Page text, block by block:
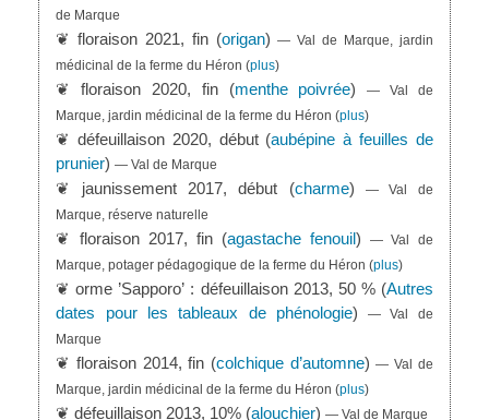
de Marque
❦ floraison 2021, fin (origan)— Val de Marque, jardin
médicinal de la ferme du Héron (plus)
❦ floraison 2020, fin (menthe poivrée)— Val de
Marque, jardin médicinal de la ferme du Héron (plus)
❦ défeuillaison 2020, début (aubépine à feuilles de
prunier)— Val de Marque
❦ jaunissement 2017, début (charme)
— Val de
Marque, réserve naturelle
❦ floraison 2017, fin (agastache fenouil)— Val de
Marque, potager pédagogique de la ferme du Héron (plus)
❦ orme ’Sapporo’ : défeuillaison 2013, 50 % (Autres
dates pour les tableaux de phénologie)— Val de
Marque
❦ floraison 2014, fin (colchique d’automne)— Val de
Marque, jardin médicinal de la ferme du Héron (plus)
❦ défeuillaison 2013, 10% (alouchier)— Val de Marque